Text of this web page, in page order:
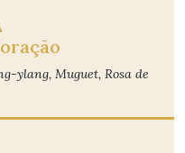
ylang, Muguet, Rosa de